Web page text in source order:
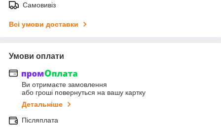
Самовивіз
Всі умови доставки
Умови оплати
Ви отримаєте замовлення
або гроші повернуться на вашу картку
Детальніше
Післяплата